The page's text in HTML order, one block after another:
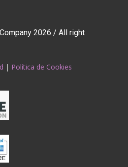
2026 / All right
| Política de Cookies